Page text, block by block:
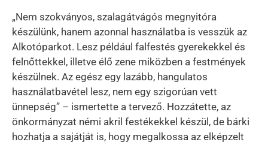
„Nem szokványos, szalagátvágós megnyitóra
készülünk, hanem azonnal használatba is vesszük az
Alkotóparkot. Lesz például falfestés gyerekekkel és
felnőttekkel, illetve élő zene miközben a festmények
készülnek. Az egész egy lazább, hangulatos
használatbavétel lesz, nem egy szigorúan vett
ünnepség” – ismertette a tervező. Hozzátette, az
önkormányzat némi akril festékekkel készül, de bárki
hozhatja a sajátját is, hogy megalkossa az elképzelt